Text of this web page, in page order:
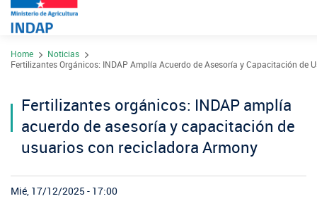
Contacto
Ley del Lobby
Sistema de Integridad
Sobre INDAP
Home
Noticias
Fertilizantes Orgánicos: INDAP Amplía Acuerdo de Asesoría y Capacitación de
Fertilizantes orgánicos: INDAP amplía
acuerdo de asesoría y capacitación de
usuarios con recicladora Armony
Mié, 17/12/2025 - 17:00